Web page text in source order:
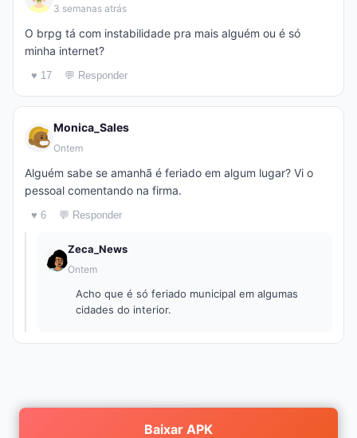
3 semanas atrás
O brpg tá com instabilidade pra mais alguém ou é só
minha internet?
♥ 17 💬 Responder
Monica_Sales
Ontem
Alguém sabe se amanhã é feriado em algum lugar? Vi o
pessoal comentando na firma.
♥ 6 💬 Responder
Zeca_News
Ontem
Acho que é só feriado municipal em algumas
cidades do interior.
Baixar APK